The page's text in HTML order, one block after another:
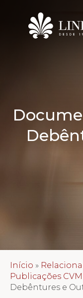
Início »
Publicações CVM
Debêntures e